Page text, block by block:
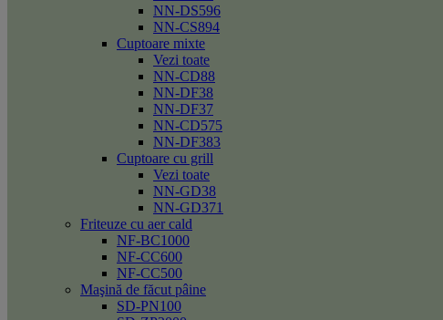
NN-DS596
NN-CS894
Cuptoare mixte
Vezi toate
NN-CD88
NN-DF38
NN-DF37
NN-CD575
NN-DF383
Cuptoare cu grill
Vezi toate
NN-GD38
NN-GD371
Friteuze cu aer cald
NF-BC1000
NF-CC600
NF-CC500
Maşină de făcut pâine
SD-PN100